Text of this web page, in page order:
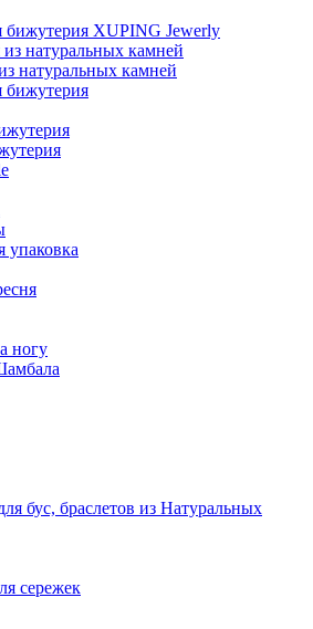
XUPING Jewerly
натуральных камней
натуральных камней
упаковка
ногу
бус, браслетов из Натуральных
сережек